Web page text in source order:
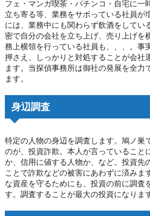
フェ・マンガ喫茶・パチンコ・自宅に一
立ち寄る等、業務をサボっている社員が
には、業務中にも関わらず飲酒をしてい
密で自分の会社を立ち上げ、売り上げを
務上横領を行っている社員も、、、。事
押さえ、しっかりと対処することが会社
ます。当探偵事務所は御社の発展を全力
ます。
身辺調査
特定の人物の身辺を調査します。鳩ノ巣
のが、投資詐欺。本人が言っていること
か、信用に値する人物か、など。投資先
ことで詐欺などの被害にあわずに済みま
な資産を守るためにも、投資の前に調査
す。調査することが最大の投資になりま